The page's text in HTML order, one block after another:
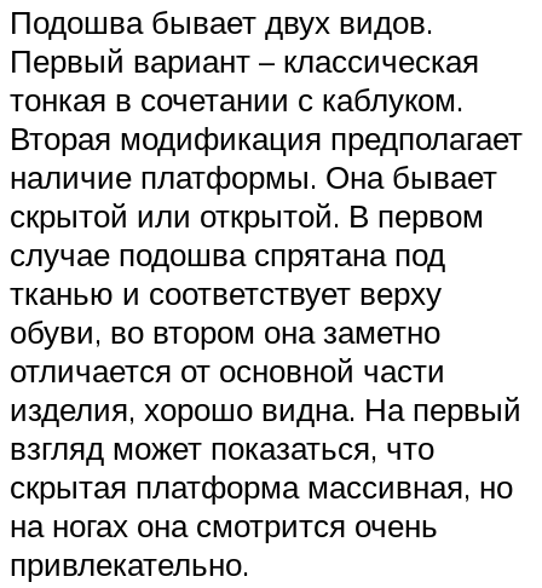
Подошва бывает двух видов.
Первый вариант – классическая
тонкая в сочетании с каблуком.
Вторая модификация предполагает
наличие платформы. Она бывает
скрытой или открытой. В первом
случае подошва спрятана под
тканью и соответствует верху
обуви, во втором она заметно
отличается от основной части
изделия, хорошо видна. На первый
взгляд может показаться, что
скрытая платформа массивная, но
на ногах она смотрится очень
привлекательно.